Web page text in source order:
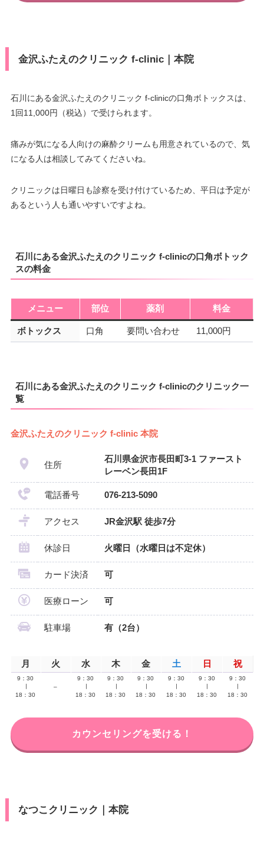
金沢ふたえのクリニック f-clinic｜本院
石川にある金沢ふたえのクリニック f-clinicの口角ボトックスは、
1回11,000円（税込）で受けられます。
痛みが気になる人向けの麻酔クリームも用意されているので、気
になる人は相談してみてくださいね。
クリニックは日曜日も診察を受け付けているため、平日は予定が
あるという人も通いやすいですよね。
石川にある金沢ふたえのクリニック f-clinicの口角ボトック
スの料金
メニュー 部位 薬剤 料金
ボトックス 口角 要問い合わせ 11,000円
石川にある金沢ふたえのクリニック f-clinicのクリニック一
覧
金沢ふたえのクリニック f-clinic 本院
住所
石川県金沢市長田町3-1 ファースト
レーベン長田1F
電話番号 076-213-5090
アクセス JR金沢駅 徒歩7分
休診日 火曜日（水曜日は不定休）
カード決済 可
医療ローン 可
駐車場 有（2台）
月 火 水 木 金 土 日 祝
9：30
18：30
–
9：30
18：30
9：30
18：30
9：30
18：30
9：30
18：30
9：30
18：30
9：30
18：30
カウンセリングを受ける！
なつこクリニック｜本院